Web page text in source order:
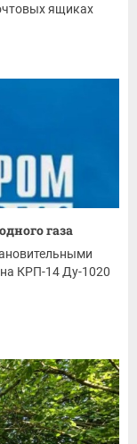
ящиках
газа
КРП-14 Ду-1020